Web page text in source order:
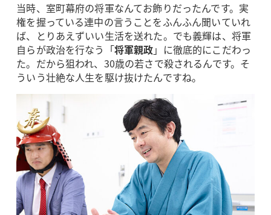
当時、室町幕府の将軍なんてお飾りだったんです。実
権を握っている連中の言うことをふんふん聞いていれ
ば、とりあえずいい生活を送れた。でも義輝は、将軍
自らが政治を行なう「将軍親政」に徹底的にこだわっ
た。だから狙われ、30歳の若さで殺されるんです。そ
ういう壮絶な人生を駆け抜けたんですね。